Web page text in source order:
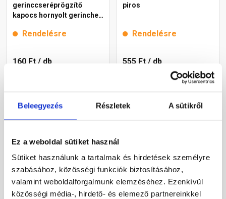
Beleegyezés Részletek A sütikről
Ez a weboldal sütiket használ
Sütiket használunk a tartalmak és hirdetések személyre
szabásához, közösségi funkciók biztosításához,
valamint weboldalforgalmunk elemzéséhez. Ezenkívül
közösségi média-, hirdető- és elemező partnereinkkel
gerinccseréprögzítő
kapocs hornyolt gerinchez
Rendelésre
160 Ft / db
piros
Rendelésre
555 Ft / db